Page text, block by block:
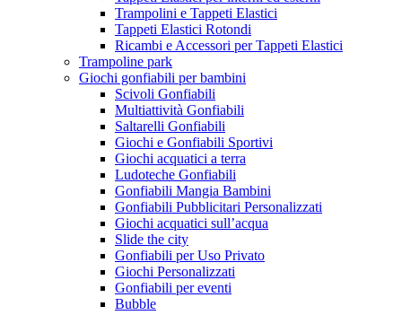
Trampolini e Tappeti Elastici
Tappeti Elastici Rotondi
Ricambi e Accessori per Tappeti Elastici
Trampoline park
Giochi gonfiabili per bambini
Scivoli Gonfiabili
Multiattività Gonfiabili
Saltarelli Gonfiabili
Giochi e Gonfiabili Sportivi
Giochi acquatici a terra
Ludoteche Gonfiabili
Gonfiabili Mangia Bambini
Gonfiabili Pubblicitari Personalizzati
Giochi acquatici sull’acqua
Slide the city
Gonfiabili per Uso Privato
Giochi Personalizzati
Gonfiabili per eventi
Bubble